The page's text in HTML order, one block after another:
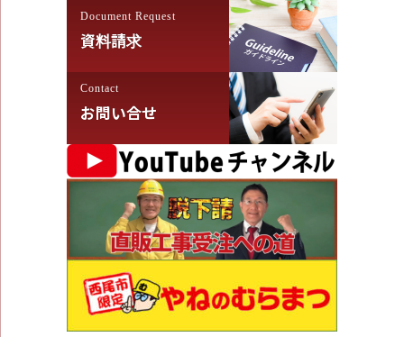
Document Request
資料請求
Contact
お問い合せ